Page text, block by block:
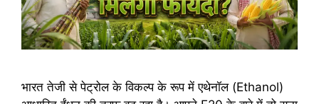
भारत तेजी से पेट्रोल के विकल्प के रूप में एथेनॉल (Ethanol)